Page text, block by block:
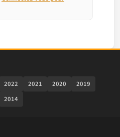
2022 2021 2020
2019
2014